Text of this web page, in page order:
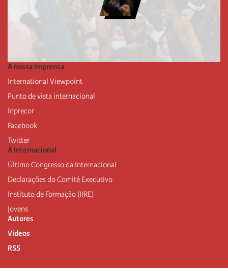
A nossa imprensa
International Viewpoint
Punto de vista internacional
Inprecor
Facebook
Twitter
A Internacional
Último Congresso da Internacional
Declarações do Comité Executivo
Instituto de Formação (IIRE)
Jovens
Autores
Videos
RSS